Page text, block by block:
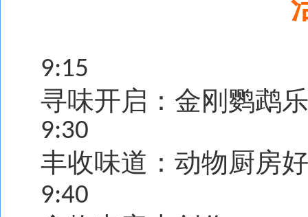
9:15
寻味开启：金刚鹦鹉
9:30
丰收味道：动物厨房好
9:40